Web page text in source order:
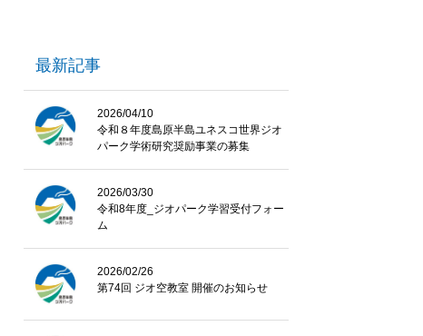
最新記事
2026/04/10
令和８年度島原半島ユネスコ世界ジオ
パーク学術研究奨励事業の募集
2026/03/30
令和8年度_ジオパーク学習受付フォー
ム
2026/02/26
第74回 ジオ空教室 開催のお知らせ